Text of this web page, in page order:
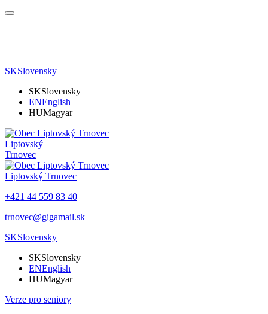
SKSlovensky
SKSlovensky
ENEnglish
HUMagyar
Liptovský
Trnovec
Liptovský Trnovec
+421 44 559 83 40
trnovec@gigamail.sk
SKSlovensky
SKSlovensky
ENEnglish
HUMagyar
Verze pro seniory